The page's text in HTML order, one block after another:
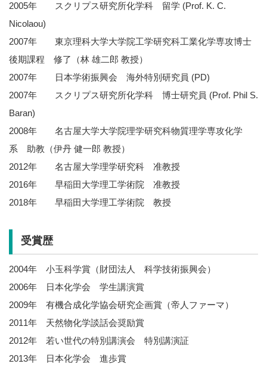
2005年 スクリプス研究所化学科 留学 (Prof. K. C.
Nicolaou)
2007年 東京理科大学大学院工学研究科工業化学専攻博士
後期課程 修了（林 雄二郎 教授）
2007年 日本学術振興会 海外特別研究員 (PD)
2007年 スクリプス研究所化学科 博士研究員 (Prof. Phil S.
Baran)
2008年 名古屋大学大学院理学研究科物質理学専攻化学
系 助教（伊丹 健一郎 教授）
2012年 名古屋大学理学研究科 准教授
2016年 早稲田大学理工学術院 准教授
2018年 早稲田大学理工学術院 教授
受賞歴
2004年 小玉科学賞（財団法人 科学技術振興会）
2006年 日本化学会 学生講演賞
2009年 有機合成化学協会研究企画賞（帝人ファーマ）
2011年 天然物化学談話会奨励賞
2012年 若い世代の特別講演会 特別講演証
2013年 日本化学会 進歩賞